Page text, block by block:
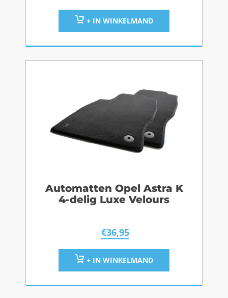
+ IN WINKELMAND
Automatten Opel Astra K
4-delig Luxe Velours
€36,95
+ IN WINKELMAND